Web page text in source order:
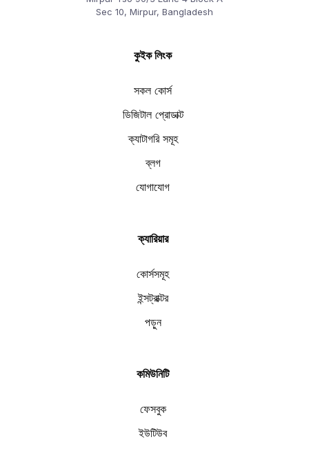
Sec 10, Mirpur, Bangladesh
কুইক লিংক
সকল কোর্স
ডিজিটাল প্রোডাক্ট
ক্যাটাগরি সমূহ
ব্লগ
যোগাযোগ
ক্যারিয়ার
কোর্সসমূহ
ইন্সট্রাক্টর
পড়ুন
কমিউনিটি
ফেসবুক
ইউটিউব